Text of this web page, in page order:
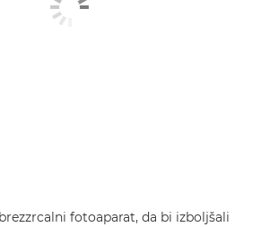
fotoaparat, da bi izboljšali